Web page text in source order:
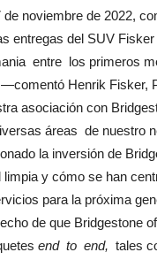
de noviembre de 2022,
entregas del SUV
entre los primeros
Henrik Fisker,
asociación con
áreas de nuestro
la inversión de
limpia y cómo se han
para la próxima
de que Bridgestone
end to end, tales